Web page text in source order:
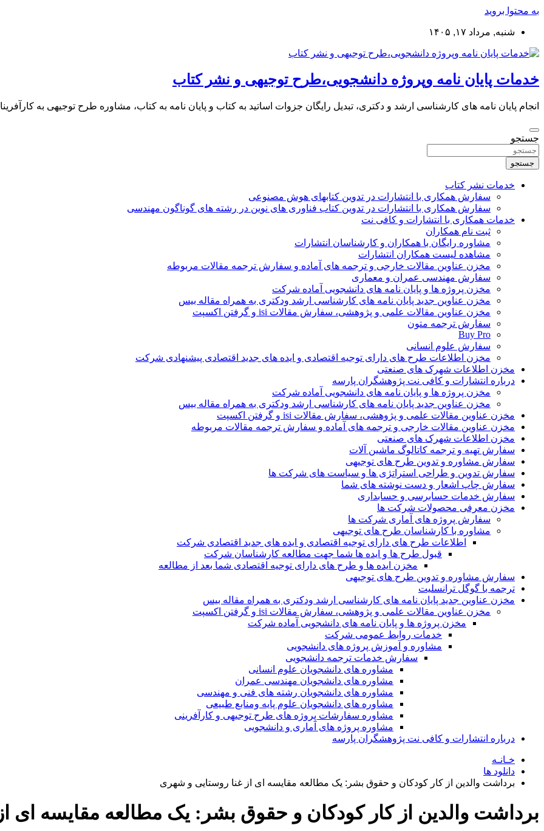
به محتوا بروید
شنبه, مرداد ۱۷, ۱۴۰۵
خدمات پایان نامه وپروژه دانشجویی،طرح توجیهی و نشر کتاب
انجام پایان نامه های کارشناسی ارشد و دکتری، تبدیل رایگان جزوات اساتید به کتاب و پایان نامه به کتاب، مشاوره طرح توجیهی به
جستجو
جستجو
خدمات نشر کتاب
سفارش همکاری با انتشارات در تدوین کتابهای هوش مصنوعی
سفارش همکاری با انتشارات در تدوین کتاب فناوری های نوین در رشته های گوناگون مهندسی
خدمات همکاری با انتشارات و کافی نت
ثبت نام همکاران
مشاوره رایگان با همکاران و کارشناسان انتشارات
مشاهده لیست همکاران انتشارات
مخزن عناوین مقالات خارجی و ترجمه های آماده و سفارش ترجمه مقالات مربوطه
سفارش مهندسی عمران و معماری
مخزن پروژه ها و پایان نامه های دانشجویی آماده شرکت
مخزن عناوین جدید پایان نامه های کارشناسی ارشد ودکتری به همراه مقاله بیس
مخزن عناوین مقالات علمی و پژوهشی، سفارش مقالات isi و گرفتن اکسپت
سفارش ترجمه متون
Buy Pro
سفارش علوم انسانی
مخزن اطلاعات طرح های دارای توجیه اقتصادی و ایده های جدید اقتصادی پیشنهادی شرکت
مخزن اطلاعات شهرک های صنعتی
درباره انتشارات و کافی نت پژوهشگران پارسه
مخزن پروژه ها و پایان نامه های دانشجویی آماده شرکت
مخزن عناوین جدید پایان نامه های کارشناسی ارشد ودکتری به همراه مقاله بیس
مخزن عناوین مقالات علمی و پژوهشی، سفارش مقالات isi و گرفتن اکسپت
مخزن عناوین مقالات خارجی و ترجمه های آماده و سفارش ترجمه مقالات مربوطه
مخزن اطلاعات شهرک های صنعتی
سفارش تهیه و ترجمه کاتالوگ ماشین آلات
سفارش مشاوره و تدوین طرح های توجیهی
سفارش تدوین و طراحی استراتژی ها و سیاست های شرکت ها
سفارش چاپ اشعار و دست نوشته های شما
سفارش خدمات حسابرسی و حسابداری
مخزن معرفی محصولات شرکت ها
سفارش پروژه های آماری شرکت ها
مشاوره با کارشناسان طرح های توجیهی
اطلاعات طرح های دارای توجیه اقتصادی و ایده های جدید اقتصادی شرکت
قبول طرح ها و ایده ها شما جهت مطالعه کارشناسان شرکت
مخزن ایده ها و طرح های دارای توجیه اقتصادی شما بعد از مطالعه
سفارش مشاوره و تدوین طرح های توجیهی
ترجمه با گوگل ترانسلیت
مخزن عناوین جدید پایان نامه های کارشناسی ارشد ودکتری به همراه مقاله بیس
مخزن عناوین مقالات علمی و پژوهشی، سفارش مقالات isi و گرفتن اکسپت
مخزن پروژه ها و پایان نامه های دانشجویی آماده شرکت
خدمات روابط عمومی شرکت
مشاوره و آموزش پروژه های دانشجویی
سفارش خدمات ترجمه دانشجویی
مشاوره های دانشجویان علوم انسانی
مشاوره های دانشجویان مهندسی عمران
مشاوره های دانشجویان رشته های فنی و مهندسی
مشاوره های دانشجویان علوم پایه ومنابع طبیعی
مشاوره سفارشات پروژه های طرح توجیهی و کارآفرینی
مشاوره پروژه های آماری و دانشجویی
درباره انتشارات و کافی نت پژوهشگران پارسه
خـانـه
دانلود ها
برداشت والدین از کار کودکان و حقوق بشر: یک مطالعه مقایسه ای از غنا روستایی و شهری
برداشت والدین از کار کودکان و حقوق بشر: یک مطالعه مقایسه ای